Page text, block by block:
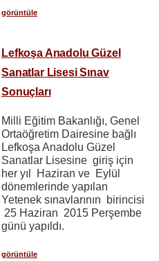
görüntüle
Lefkoşa Anadolu Güzel
Sanatlar Lisesi Sınav
Sonuçları
Milli Eğitim Bakanlığı, Genel
Ortaöğretim Dairesine bağlı
Lefkoşa Anadolu Güzel
Sanatlar Lisesine giriş için
her yıl Haziran ve Eylül
dönemlerinde yapılan
Yetenek sınavlarının birincisi
25 Haziran 2015 Perşembe
günü yapıldı.
görüntüle